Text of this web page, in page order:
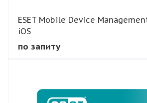
ESET Mobile Device
iOS
по запиту